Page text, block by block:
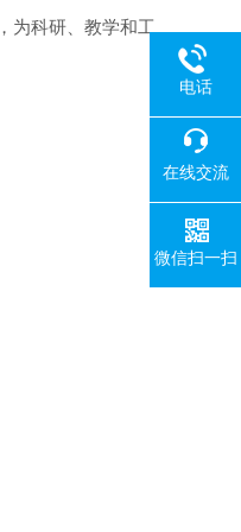
为科研、教学和工
电话
在线交流
微信扫一扫